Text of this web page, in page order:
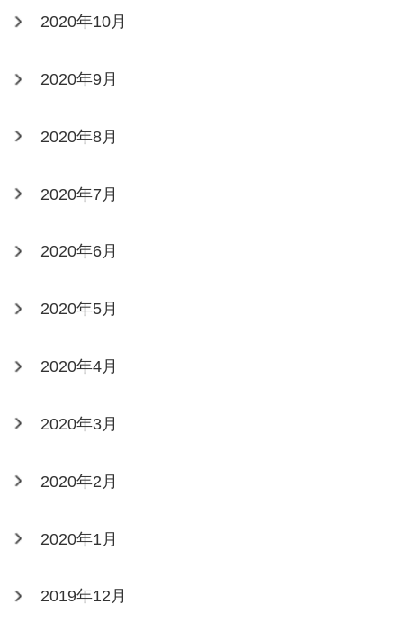
2020年10月
2020年9月
2020年8月
2020年7月
2020年6月
2020年5月
2020年4月
2020年3月
2020年2月
2020年1月
2019年12月